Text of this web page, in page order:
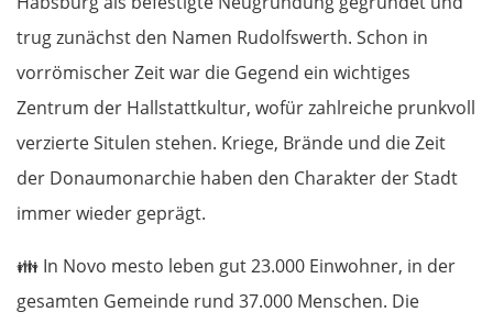
trug zunächst den Namen Rudolfswerth. Schon in
vorrömischer Zeit war die Gegend ein wichtiges
Zentrum der Hallstattkultur, wofür zahlreiche prunkvoll
verzierte Situlen stehen. Kriege, Brände und die Zeit
der Donaumonarchie haben den Charakter der Stadt
immer wieder geprägt.
👪 In Novo mesto leben gut 23.000 Einwohner, in der
gesamten Gemeinde rund 37.000 Menschen. Die